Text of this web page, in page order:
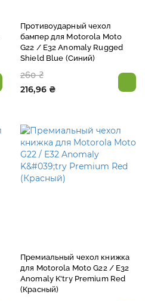
Противоударный чехол
бампер для Motorola Moto
G22 / E32 Anomaly Rugged
Shield Blue (Синий)
260 ₴
216,96 ₴
Премиальный чехол книжка
для Motorola Moto G22 / E32
Anomaly K'try Premium Red
(Красный)